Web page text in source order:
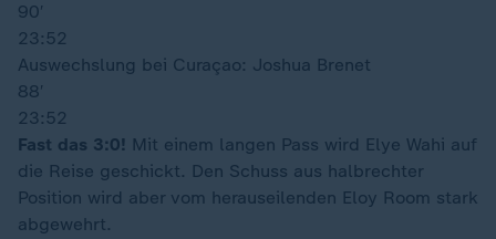
90′
23:52
Auswechslung bei Curaçao: Joshua Brenet
88′
23:52
Fast das 3:0! Mit einem langen Pass wird Elye Wahi auf
die Reise geschickt. Den Schuss aus halbrechter
Position wird aber vom herauseilenden Eloy Room stark
abgewehrt.